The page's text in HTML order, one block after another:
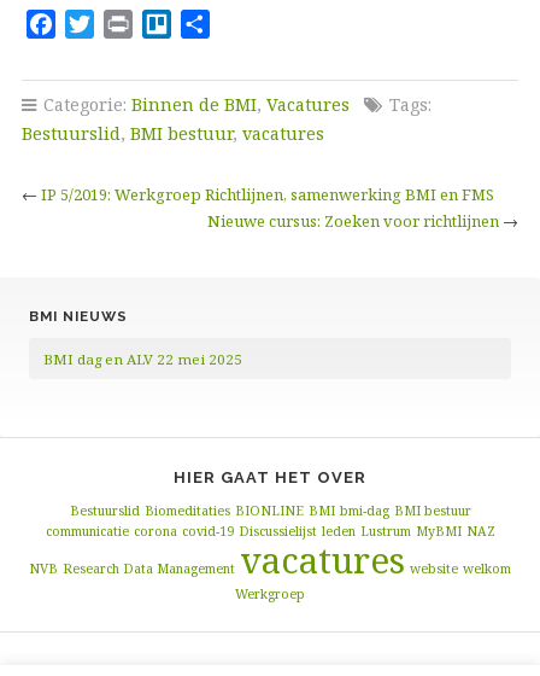
c
e
b
o
i
t
t
r
i
n
t
e
l
l
l
e
n
Categorie: Binnen de BMI, Vacatures
Tags:
Bestuurslid, BMI bestuur, vacatures
← IP 5/2019: Werkgroep Richtlijnen, samenwerking BMI en FMS
Nieuwe cursus: Zoeken voor richtlijnen →
BMI NIEUWS
BMI dag en ALV 22 mei 2025
HIER GAAT HET OVER
Bestuurslid Biomeditaties BIONLINE BMI bmi-dag BMI bestuur
communicatie corona covid-19 Discussielijst leden Lustrum MyBMI NAZ
NVB Research Data Management vacatures website welkom
Werkgroep